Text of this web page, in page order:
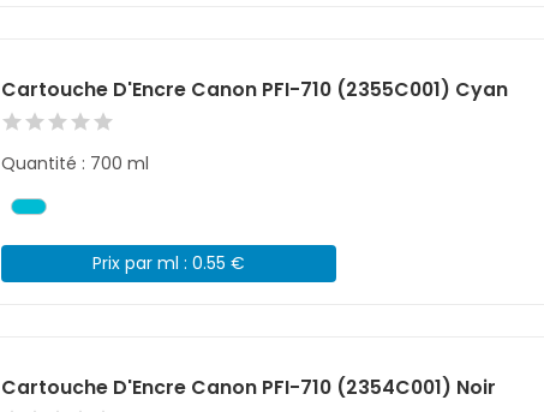
Cartouche D'Encre Canon PFI-710 (2355C001) Cyan
Quantité : 700 ml
Prix par ml : 0.55 €
Cartouche D'Encre Canon PFI-710 (2354C001) Noir